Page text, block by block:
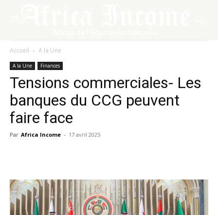
Accueil A la Une
A la Une Finances
Tensions commerciales- Les
banques du CCG peuvent
faire face
Par Africa Income - 17 avril 2025